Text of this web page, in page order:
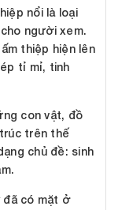
nổi là loại
người xem.
thiệp hiện lên
tỉ mỉ, tinh
con vật, đồ
trên thế
chủ đề: sinh
đã có mặt ở